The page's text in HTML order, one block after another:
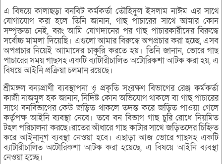
এ বিষয়ে কালাছড়া বনবিট কর্মকর্তা তৌহিদুল ইসলাম নাঈম এর সাথে
যোগাযোগ করা হলে তিনি জানান, গাছ পাচারের সাথে আমার কোন
সম্পৃক্ততা নেই, বরং আমি যোগদানের পর গাছ পাচারকারীদের বিরুদ্ধে
সর্বোচ্চ মামলা দিয়েছি। এগুলো আমার বিরুদ্ধে অপপ্রচার করা হচ্ছে, এসব
অপপ্রচার নিয়েই আামাদের চাকুরি করতে হয়। তিনি জানান, ভোরে গাছ
পাচারের সময় গাছসহ একটি ব্যাটারীচালিত অটোরিকশা আটক করা হয়, এ
বিষয়ে আইনি প্রক্রিয়া চলমান রয়েছে।
শ্রীমঙ্গল বন্যপ্রাণী ব্যবস্থাপনা ও প্রকৃতি সংরক্ষণ বিভাগের রেঞ্জ কর্মকর্তা
কাজী নাজমুল হক জানান, নির্দিষ্ট কোন অভিযোগ থাকলে বা গাছ পাচারের
সাথে বনবিভাগের কেউ জড়িত থাকলে তদন্ত করে জড়িত পাওয়া গেলে
কর্তৃপক্ষ আইনি ব্যবস্থা নেবে। তবে বন বিভাগ গাছ চুরি রোধে নিয়মিত
টহল পরিচালনা করছে।রাতের আঁধারে গাছ কাটার সাথে জড়িতদের চিহ্নিত
করে আইনানুগ ব্যবস্থা নেওয়া হবে। এছাড়া আজ ভোরে গাছসহ একটি
ব্যাটারীচালিত অটোরিকশা আটক করা হয়েছে, এ বিষয়ে আইনি ব্যবস্থা
নেওয়া হচ্ছে।